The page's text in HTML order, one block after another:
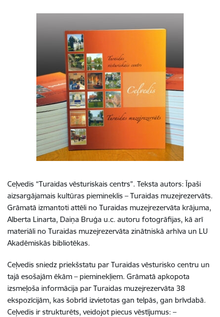
Ceļvedis “Turaidas vēsturiskais centrs”. Teksta autors: Īpaši
aizsargājamais kultūras piemineklis – Turaidas muzejrezervāts.
Grāmatā izmantoti attēli no Turaidas muzejrezervāta krājuma,
Alberta Linarta, Daiņa Bruģa u.c. autoru fotogrāfijas, kā arī
materiāli no Turaidas muzejrezervāta zinātniskā arhīva un LU
Akadēmiskās bibliotēkas.
Ceļvedis sniedz priekšstatu par Turaidas vēsturisko centru un
tajā esošajām ēkām – pieminekļiem. Grāmatā apkopota
izsmeļoša informācija par Turaidas muzejrezervāta 38
ekspozīcijām, kas šobrīd izvietotas gan telpās, gan brīvdabā.
Ceļvedis ir strukturēts, veidojot piecus vēstījumus: –